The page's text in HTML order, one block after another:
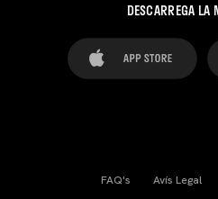
DESCARREGA LA
FAQ's Avís Legal